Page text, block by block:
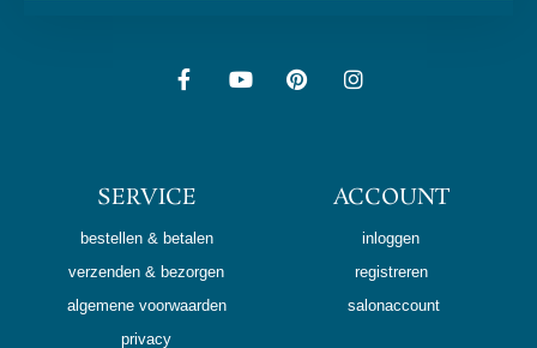
SERVICE
bestellen & betalen
verzenden & bezorgen
algemene voorwaarden
privacy
ACCOUNT
inloggen
registreren
salonaccount